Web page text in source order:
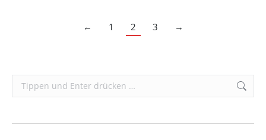
← 1 2 3 →
Search: